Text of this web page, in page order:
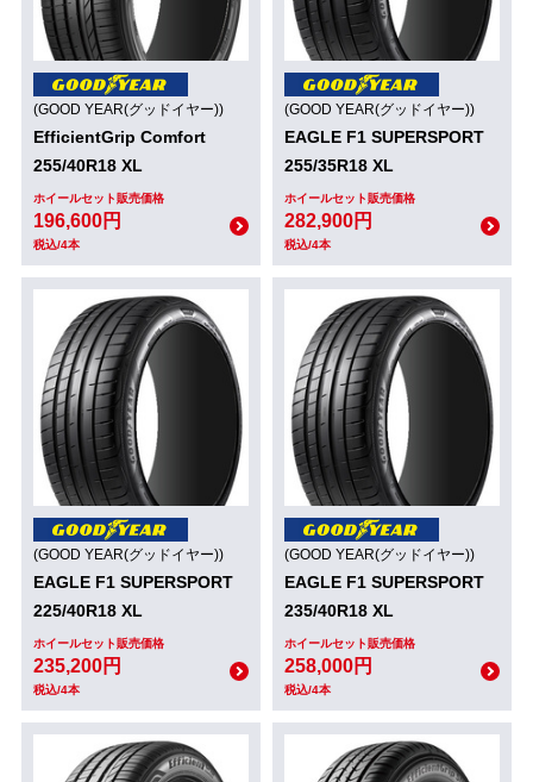
(GOOD YEAR(グッドイヤー))
EfficientGrip Comfort
255/40R18 XL
ホイールセット販売価格
196,600円
税込/4本
(GOOD YEAR(グッドイヤー))
EAGLE F1 SUPERSPORT
255/35R18 XL
ホイールセット販売価格
282,900円
税込/4本
(GOOD YEAR(グッドイヤー))
EAGLE F1 SUPERSPORT
225/40R18 XL
ホイールセット販売価格
235,200円
税込/4本
(GOOD YEAR(グッドイヤー))
EAGLE F1 SUPERSPORT
235/40R18 XL
ホイールセット販売価格
258,000円
税込/4本